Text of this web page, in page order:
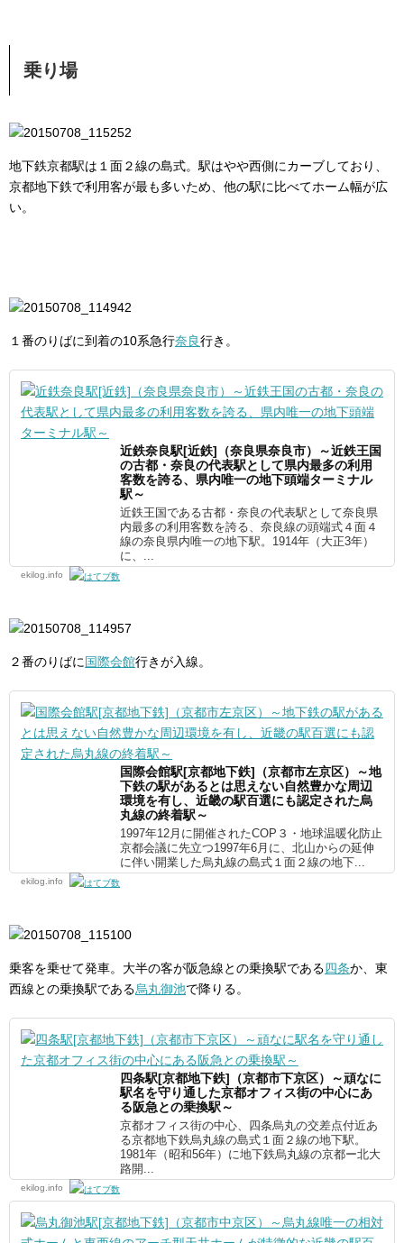
乗り場
地下鉄京都駅は１面２線の島式。駅はやや西側にカーブしており、
京都地下鉄で利用客が最も多いため、他の駅に比べてホーム幅が広
い。
１番のりばに到着の10系急行奈良行き。
近鉄奈良駅[近鉄]（奈良県奈良市）～近鉄王国
の古都・奈良の代表駅として県内最多の利用
客数を誇る、県内唯一の地下頭端ターミナル
駅～
近鉄王国である古都・奈良の代表駅として奈良県
内最多の利用客数を誇る、奈良線の頭端式４面４
線の奈良県内唯一の地下駅。1914年（大正3年）
に、...
ekilog.info
２番のりばに 国際会館行きが入線。
国際会館駅[京都地下鉄]（京都市左京区）～地
下鉄の駅があるとは思えない自然豊かな周辺
環境を有し、近畿の駅百選にも認定された烏
丸線の終着駅～
1997年12月に開催されたCOP３・地球温暖化防止
京都会議に先立つ1997年6月に、北山からの延伸
に伴い開業した烏丸線の島式１面２線の地下...
ekilog.info
乗客を乗せて発車。大半の客が阪急線との乗換駅である四条か、東
西線との乗換駅である烏丸御池で降りる。
四条駅[京都地下鉄]（京都市下京区）～頑なに
駅名を守り通した京都オフィス街の中心にあ
る阪急との乗換駅～
京都オフィス街の中心、四条烏丸の交差点付近あ
る京都地下鉄烏丸線の島式１面２線の地下駅。
1981年（昭和56年）に地下鉄烏丸線の京都ー北大
路開...
ekilog.info